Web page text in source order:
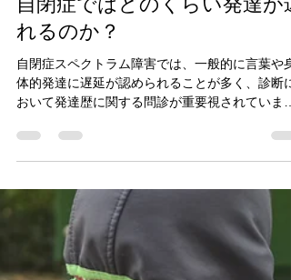
もりさわメンタルクリニック
2022年9月22日
自閉症ではどのくらい発達が
れるのか？